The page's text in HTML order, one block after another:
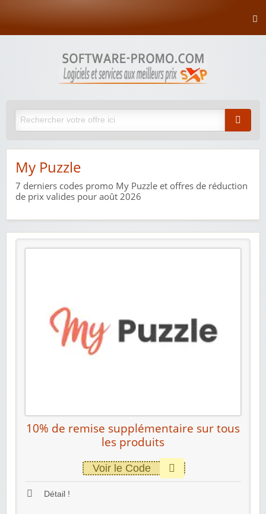
My Puzzle
7 derniers codes promo My Puzzle et offres de réduction
de prix valides pour août 2026
10% de remise supplémentaire sur tous
les produits
Voir le Code
Détail !